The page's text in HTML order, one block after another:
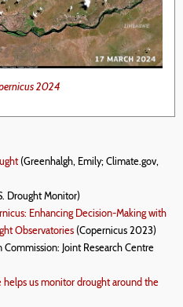
2024
(Greenhalgh, Emily; Climate.gov,
Drought Monitor)
Enhancing Decision-Making with
Observatories (Copernicus 2023)
Commission: Joint Research Centre
helps us monitor drought around the